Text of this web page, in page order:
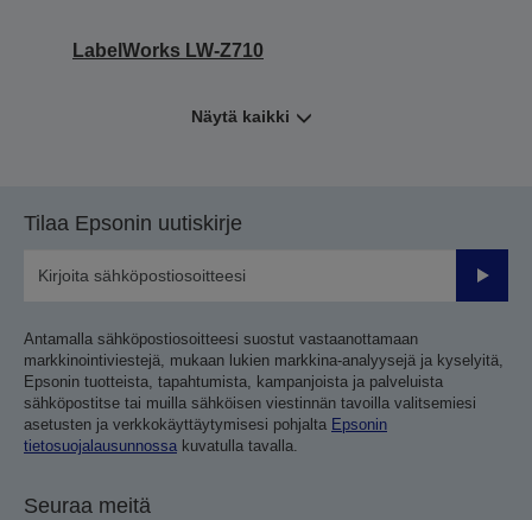
LabelWorks LW-Z710
Näytä kaikki
Tilaa Epsonin uutiskirje
Lähetä
Antamalla sähköpostiosoitteesi suostut vastaanottamaan
markkinointiviestejä, mukaan lukien markkina-analyysejä ja kyselyitä,
Epsonin tuotteista, tapahtumista, kampanjoista ja palveluista
sähköpostitse tai muilla sähköisen viestinnän tavoilla valitsemiesi
asetusten ja verkkokäyttäytymisesi pohjalta Epsonin
tietosuojalausunnossa kuvatulla tavalla.
Seuraa meitä